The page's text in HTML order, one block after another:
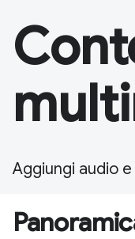
Aggiungi audio